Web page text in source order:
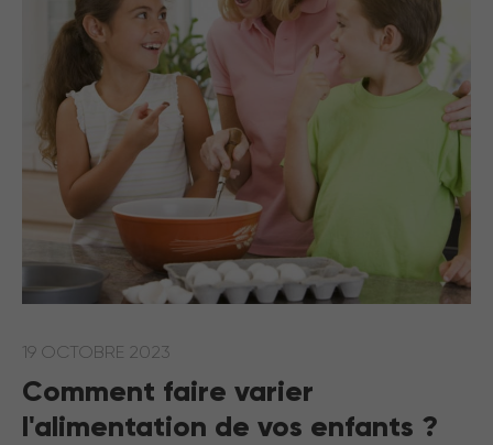
19 OCTOBRE 2023
Comment faire varier
l'alimentation de vos enfants ?